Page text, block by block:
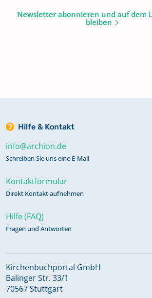
Newsletter abonnieren und auf dem
bleiben
Hilfe & Kontakt
info@archion.de
Schreiben Sie uns eine E-Mail
Kontaktformular
Direkt Kontakt aufnehmen
Hilfe (FAQ)
Fragen und Antworten
Kirchenbuchportal GmbH
Balinger Str. 33/1
70567 Stuttgart